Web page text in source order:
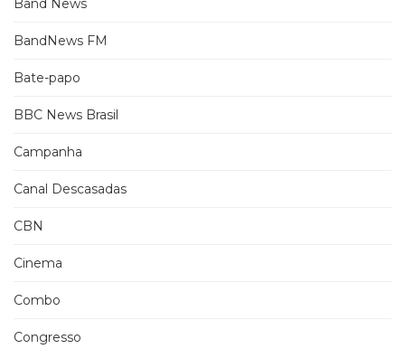
Band News
BandNews FM
Bate-papo
BBC News Brasil
Campanha
Canal Descasadas
CBN
Cinema
Combo
Congresso